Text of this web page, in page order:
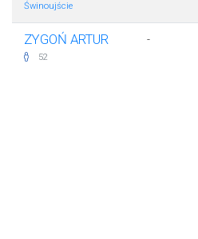
Świnoujście
ZYGOŃ ARTUR
52
-